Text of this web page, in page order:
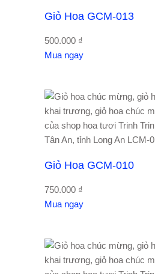
Giỏ Hoa GCM-013
500.000 ₫
Mua ngay
Giỏ Hoa GCM-010
750.000 ₫
Mua ngay